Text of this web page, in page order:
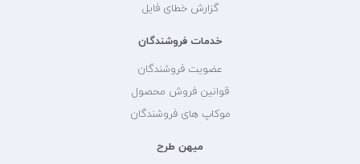
گزارش خطای فایل
خدمات فروشندگان
عضویت فروشندگان
قوانین فروش محصول
موکاپ های فروشندگان
میهن طرح